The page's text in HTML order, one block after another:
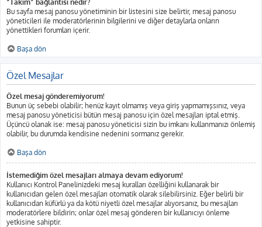
“Takım” bağlantısı nedir?
Bu sayfa mesaj panosu yönetiminin bir listesini size belirtir, mesaj panosu
yöneticileri ile moderatörlerinin bilgilerini ve diğer detaylarla onların
yönettikleri forumları içerir.
Başa dön
Özel Mesajlar
Özel mesaj gönderemiyorum!
Bunun üç sebebi olabilir; henüz kayıt olmamış veya giriş yapmamışsınız, veya
mesaj panosu yöneticisi bütün mesaj panosu için özel mesajları iptal etmiş.
Üçüncü olanak ise: mesaj panosu yöneticisi sizin bu imkanı kullanmanızı önlemiş
olabilir, bu durumda kendisine nedenini sormanız gerekir.
Başa dön
İstemediğim özel mesajları almaya devam ediyorum!
Kullanıcı Kontrol Panelinizdeki mesaj kuralları özelliğini kullanarak bir
kullanıcıdan gelen özel mesajları otomatik olarak silebilirsiniz. Eğer belirli bir
kullanıcıdan küfürlü ya da kötü niyetli özel mesajlar alıyorsanız, bu mesajları
moderatörlere bildirin; onlar özel mesaj gönderen bir kullanıcıyı önleme
yetkisine sahiptir.